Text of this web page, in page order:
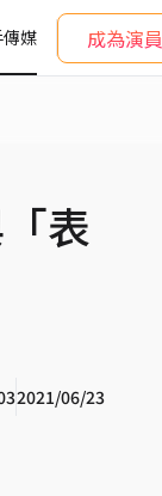
媒 成為演員
表
2021/06/23